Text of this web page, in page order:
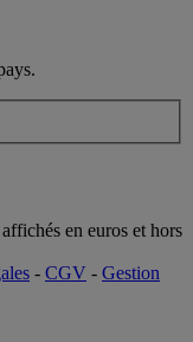
en euros et hors
- CGV - Gestion